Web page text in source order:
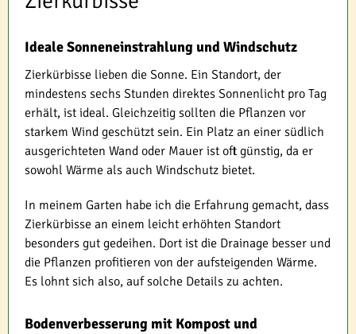
Ideale Sonneneinstrahlung und Windschutz
Zierkürbisse lieben die Sonne. Ein Standort, der
mindestens sechs Stunden direktes Sonnenlicht pro Tag
erhält, ist ideal. Gleichzeitig sollten die Pflanzen vor
starkem Wind geschützt sein. Ein Platz an einer südlich
ausgerichteten Wand oder Mauer ist oft günstig, da er
sowohl Wärme als auch Windschutz bietet.
In meinem Garten habe ich die Erfahrung gemacht, dass
Zierkürbisse an einem leicht erhöhten Standort
besonders gut gedeihen. Dort ist die Drainage besser und
die Pflanzen profitieren von der aufsteigenden Wärme.
Es lohnt sich also, auf solche Details zu achten.
Bodenverbesserung mit Kompost und